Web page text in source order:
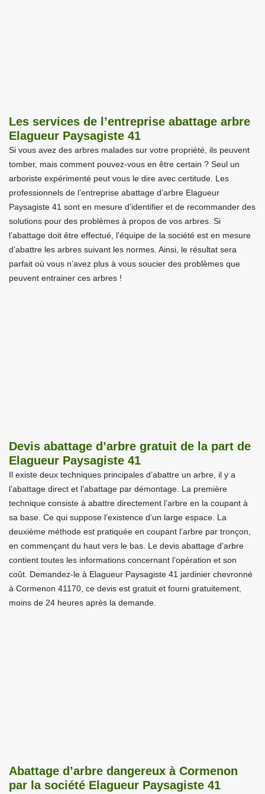
Les services de l’entreprise abattage arbre
Elagueur Paysagiste 41
Si vous avez des arbres malades sur votre propriété, ils peuvent
tomber, mais comment pouvez-vous en être certain ? Seul un
arboriste expérimenté peut vous le dire avec certitude. Les
professionnels de l’entreprise abattage d’arbre Elagueur
Paysagiste 41 sont en mesure d’identifier et de recommander des
solutions pour des problèmes à propos de vos arbres. Si
l’abattage doit être effectué, l’équipe de la société est en mesure
d’abattre les arbres suivant les normes. Ainsi, le résultat sera
parfait où vous n’avez plus à vous soucier des problèmes que
peuvent entrainer ces arbres !
Devis abattage d’arbre gratuit de la part de
Elagueur Paysagiste 41
Il existe deux techniques principales d’abattre un arbre, il y a
l’abattage direct et l’abattage par démontage. La première
technique consiste à abattre directement l’arbre en la coupant à
sa base. Ce qui suppose l’existence d’un large espace. La
deuxième méthode est pratiquée en coupant l’arbre par tronçon,
en commençant du haut vers le bas. Le devis abattage d’arbre
contient toutes les informations concernant l’opération et son
coût. Demandez-le à Elagueur Paysagiste 41 jardinier chevronné
à Cormenon 41170, ce devis est gratuit et fourni gratuitement,
moins de 24 heures après la demande.
Abattage d’arbre dangereux à Cormenon
par la société Elagueur Paysagiste 41